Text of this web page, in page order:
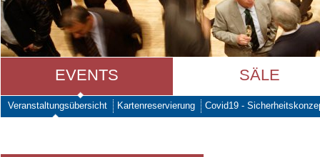
EVENTS SÄLE
Veranstaltungsübersicht Kartenreservierung Covid19 -